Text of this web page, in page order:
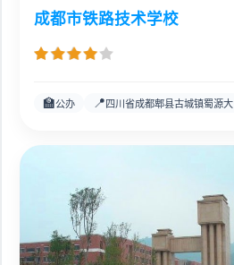
成都市铁路技术学校
🏫公办 📍四川省成都郫县古城镇蜀源大